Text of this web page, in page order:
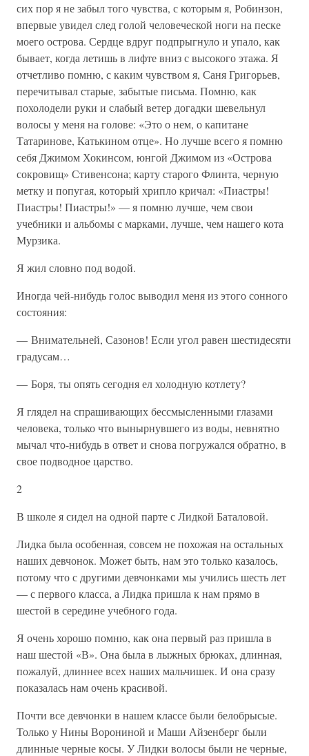
сих пор я не забыл того чувства, с которым я, Робинзон,
впервые увидел след голой человеческой ноги на песке
моего острова. Сердце вдруг подпрыгнуло и упало, как
бывает, когда летишь в лифте вниз с высокого этажа. Я
отчетливо помню, с каким чувством я, Саня Григорьев,
перечитывал старые, забытые письма. Помню, как
похолодели руки и слабый ветер догадки шевельнул
волосы у меня на голове: «Это о нем, о капитане
Татаринове, Катькином отце». Но лучше всего я помню
себя Джимом Хокинсом, юнгой Джимом из «Острова
сокровищ» Стивенсона; карту старого Флинта, черную
метку и попугая, который хрипло кричал: «Пиастры!
Пиастры! Пиастры!» — я помню лучше, чем свои
учебники и альбомы с марками, лучше, чем нашего кота
Мурзика.
Я жил словно под водой.
Иногда чей-нибудь голос выводил меня из этого сонного
состояния:
— Внимательней, Сазонов! Если угол равен шестидесяти
градусам…
— Боря, ты опять сегодня ел холодную котлету?
Я глядел на спрашивающих бессмысленными глазами
человека, только что вынырнувшего из воды, невнятно
мычал что-нибудь в ответ и снова погружался обратно, в
свое подводное царство.
2
В школе я сидел на одной парте с Лидкой Баталовой.
Лидка была особенная, совсем не похожая на остальных
наших девчонок. Может быть, нам это только казалось,
потому что с другими девчонками мы учились шесть лет
— с первого класса, а Лидка пришла к нам прямо в
шестой в середине учебного года.
Я очень хорошо помню, как она первый раз пришла в
наш шестой «В». Она была в лыжных брюках, длинная,
пожалуй, длиннее всех наших мальчишек. И она сразу
показалась нам очень красивой.
Почти все девчонки в нашем классе были белобрысые.
Только у Нины Ворониной и Маши Айзенберг были
длинные черные косы. У Лидки волосы были не черные,